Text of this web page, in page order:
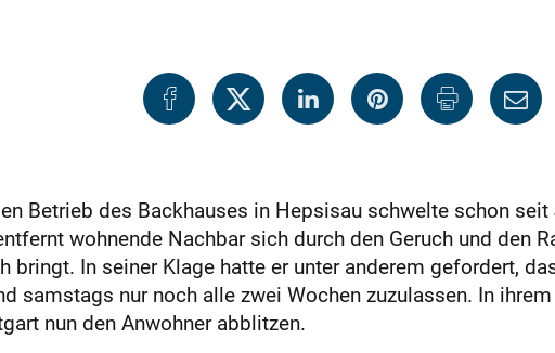
Betrieb des Backhauses in Hepsisau schwelte schon
wohnende Nachbar sich durch den Geruch und den
bringt. In seiner Klage hatte er unter anderem gefordert,
samstags nur noch alle zwei Wochen zuzulassen. In
nun den Anwohner abblitzen.